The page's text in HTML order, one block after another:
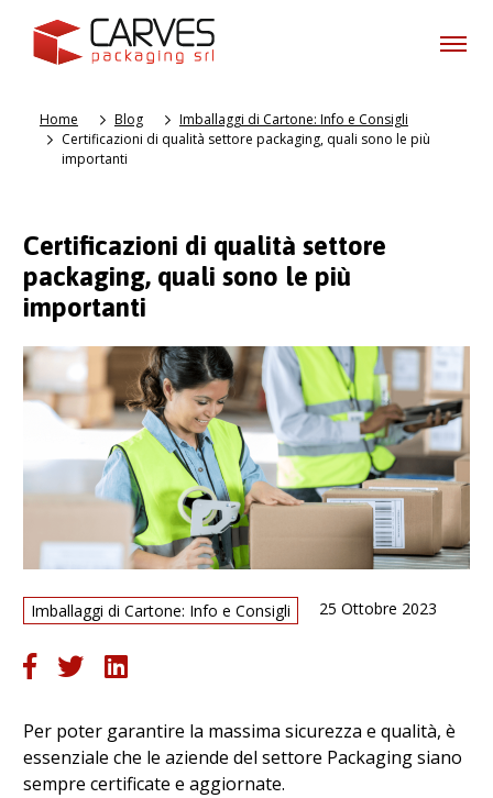
Home Blog
Imballaggi di Cartone: Info e Consigli
Certificazioni di qualità settore packaging, quali sono le più
importanti
Certificazioni di qualità settore
packaging, quali sono le più
importanti
Imballaggi di Cartone: Info e Consigli 25 Ottobre 2023
Per poter garantire la massima sicurezza e qualità, è
essenziale che le aziende del settore Packaging siano
sempre certificate e aggiornate.